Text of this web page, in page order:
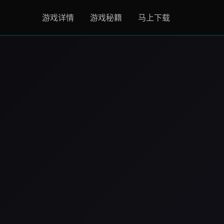
游戏详情 游戏秘籍 马上下载